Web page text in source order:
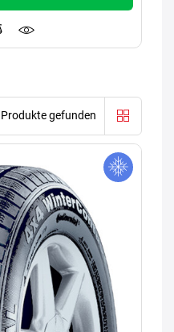
gefunden